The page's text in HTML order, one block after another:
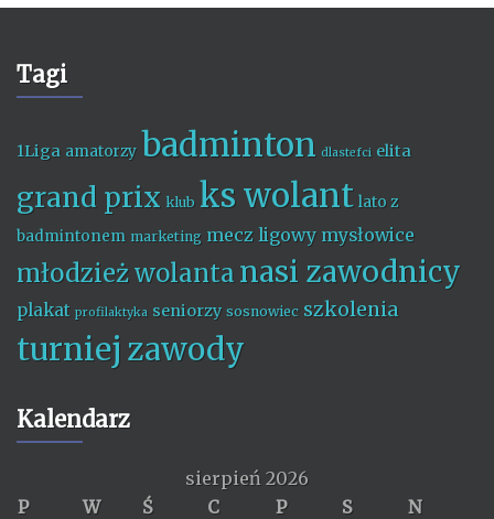
Tagi
1Liga amatorzy badminton dlastefci elita
grand prix klub ks wolant lato z
badmintonem marketing mecz ligowy mysłowice
młodzież wolanta nasi zawodnicy
plakat profilaktyka seniorzy sosnowiec szkolenia
turniej zawody
Kalendarz
sierpień 2026
P
W Ś C P S
N